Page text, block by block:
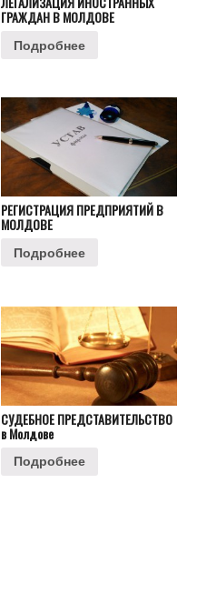
ГРАЖДАН В МОЛДОВЕ
Подробнее
РЕГИСТРАЦИЯ ПРЕДПРИЯТИЙ В
МОЛДОВЕ
Подробнее
СУДЕБНОЕ ПРЕДСТАВИТЕЛЬСТВО
в Молдове
Подробнее